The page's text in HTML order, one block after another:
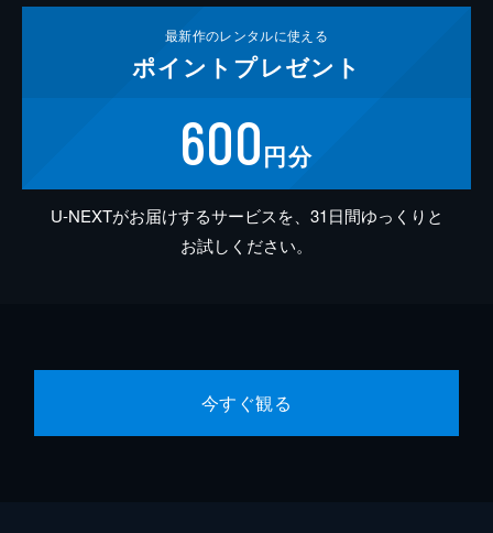
最新作のレンタルに使える
ポイント プレゼント
600円分
U-NEXTがお届けするサービスを、31日間ゆっくりと
お試しください。
今すぐ観る